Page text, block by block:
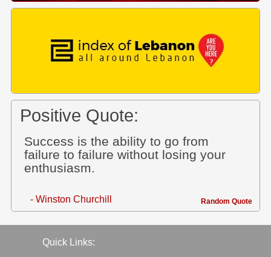
Positive Quote:
Success is the ability to go from
failure to failure without losing your
enthusiasm.
- Winston Churchill Random Quote
Quick Links: